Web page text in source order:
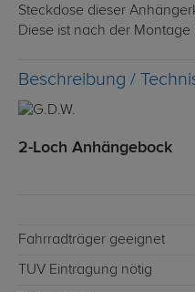
Steckdose dieser
Diese ist nach der
2-Loch Anhängebock
Fahrradträger geeignet
TÜV Eintragung nötig